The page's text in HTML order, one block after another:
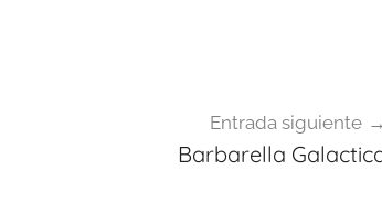
Entrada siguiente
Barbarella